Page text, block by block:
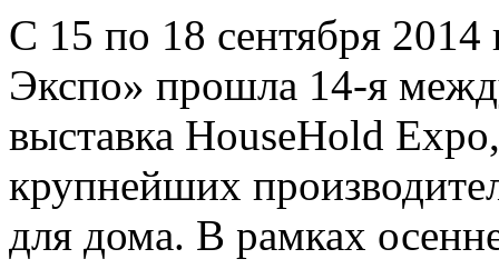
С 15 по 18 сентября
Экспо» прошла 14-я
выставка HouseHold
крупнейших
для дома. В рамках